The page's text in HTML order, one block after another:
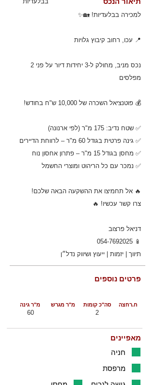
למכירה בבלעדיות! 🏡✨
📍 עכו, רחוב קיבוץ גלויות
נכס מניב, מחולק ל-3 יחידות דיור על פני 2
מפלסים
💰 פוטנציאל השכרה של 10,000 ש"ח בחודש!
✅ שטח נדיב: 175 מ"ר (לפי ארנונה)
✅ גינה פרטית בגודל 60 מ"ר – לרווחת הדיירים
✅ מחסן בגודל 15 מ"ר – פתרון אחסון נוח
✅ נמכר עם כל הריהוט ומוצרי החשמל
🔥 אל תחמיצו את ההשקעה הבאה שלכם!
צרו קשר עכשיו! 🔥
דניאל פרצוב
📱
054-7692025
תיווך | יזמות | ייעוץ ושיווק נדל״ן
פרטים נוספים
סה"כ קומות מ"ר גינה מ"ר מגרש ח.רחצה
60 2
מאפיינים
חניה
מרפסת